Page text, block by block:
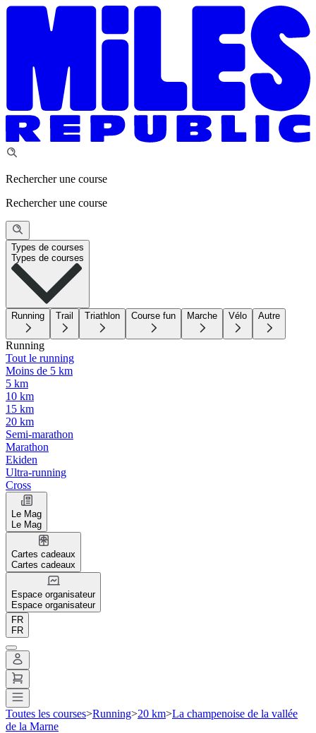
Rechercher une course
Rechercher une course
Types de courses
Types de courses
Running Trail Triathlon Course fun Marche Vélo Autre
Running
Tout le running
Moins de 5 km
5 km
10 km
15 km
20 km
Semi-marathon
Marathon
Ekiden
Ultra-running
Cross
Le Mag
Le Mag
Cartes cadeaux
Cartes cadeaux
Espace organisateur
Espace organisateur
FR
FR
Toutes les courses>Running>20 km>La champenoise de la vallée
de la Marne